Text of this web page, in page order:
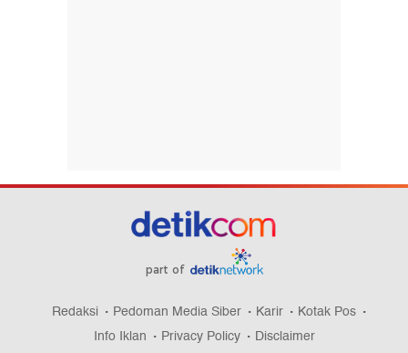
part of
Redaksi Pedoman Media Siber Karir
Kotak Pos
Info Iklan
Privacy Policy Disclaimer